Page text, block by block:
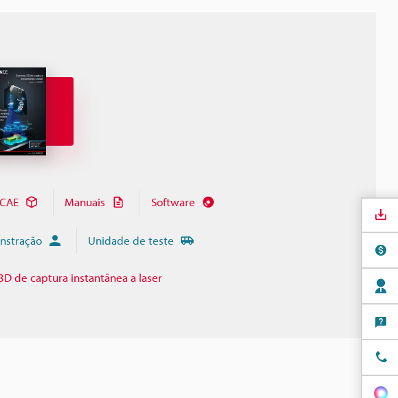
Manuais Software
Unidade de teste
de captura instantânea a laser